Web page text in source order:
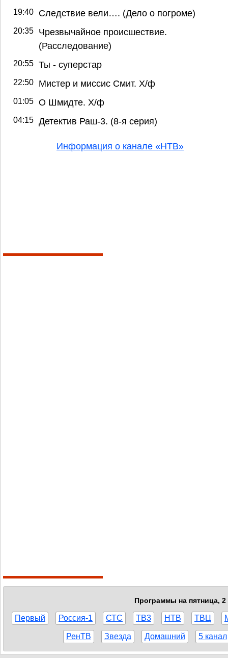
19:40 Следствие вели…. (Дело о погроме)
20:35
Чрезвычайное происшествие.
(Расследование)
20:55 Ты - суперстар
22:50 Мистер и миссис Смит. Х/ф
01:05 О Шмидте. Х/ф
04:15 Детектив Раш-3. (8-я серия)
Информация о канале «НТВ»
Программы на пятница, 2
Первый Россия-1 СТС ТВ3 НТВ ТВЦ
РенТВ Звезда Домашний 5 канал